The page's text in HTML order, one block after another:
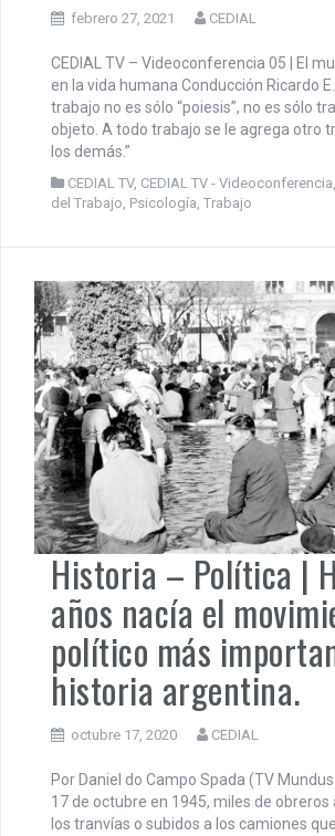
febrero 27, 2021 CEDIAL
CEDIAL TV – Videoconferencia 05 | El
en la vida humana Conducción Ricardo E.
trabajo no es sólo “poiesis”, no es sólo
objeto. A todo trabajo se le agrega otro
los demás.”
CEDIAL TV, CEDIAL TV - Videoconferencia
del Trabajo Psicología Trabajo
Historia – Política |
años nacía el
político más
historia argentina.
octubre 17, 2020 CEDIAL
Por Daniel do Campo Spada (TV Mundus
17 de octubre en 1945, miles de obreros
los tranvías o subidos a los camiones